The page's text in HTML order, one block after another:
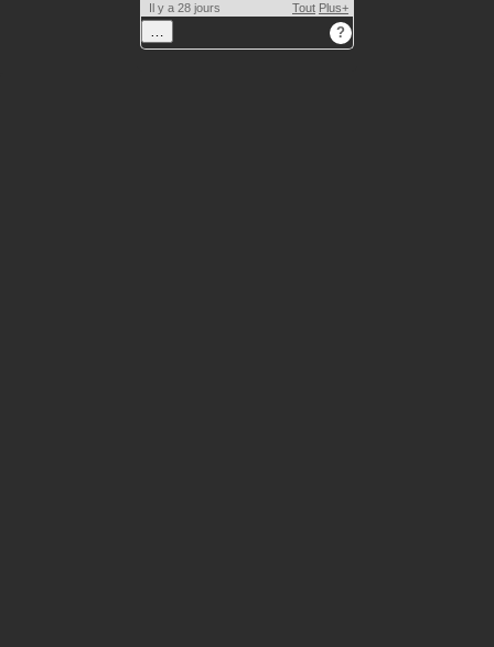
Il y a 28 jours
Tout Plus+
… ?